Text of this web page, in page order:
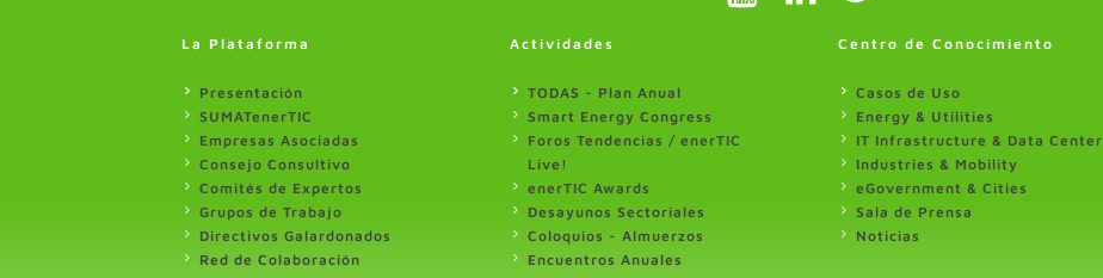
La Plataforma
Presentación
SUMATenerTIC
Empresas Asociadas
Consejo Consultivo
Comités de Expertos
Grupos de Trabajo
Directivos Galardonados
Red de Colaboración
Actividades
TODAS - Plan Anual
Smart Energy Congress
Foros Tendencias / enerTIC
Live!
enerTIC Awards
Desayunos Sectoriales
Coloquios - Almuerzos
Encuentros Anuales
Centro de Conocimiento
Casos de Uso
Energy & Utilities
IT Infrastructure & Data Center
Industries & Mobility
eGovernment & Cities
Sala de Prensa
Noticias